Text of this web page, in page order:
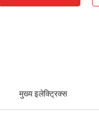
मुख्य इलेक्ट्रिक्स